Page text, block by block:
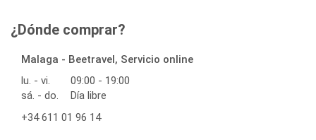
¿Dónde comprar?
Malaga - Beetravel, Servicio online
lu. - vi.
09:00 - 19:00
sá. - do.
Día libre
+34 611 01 96 14